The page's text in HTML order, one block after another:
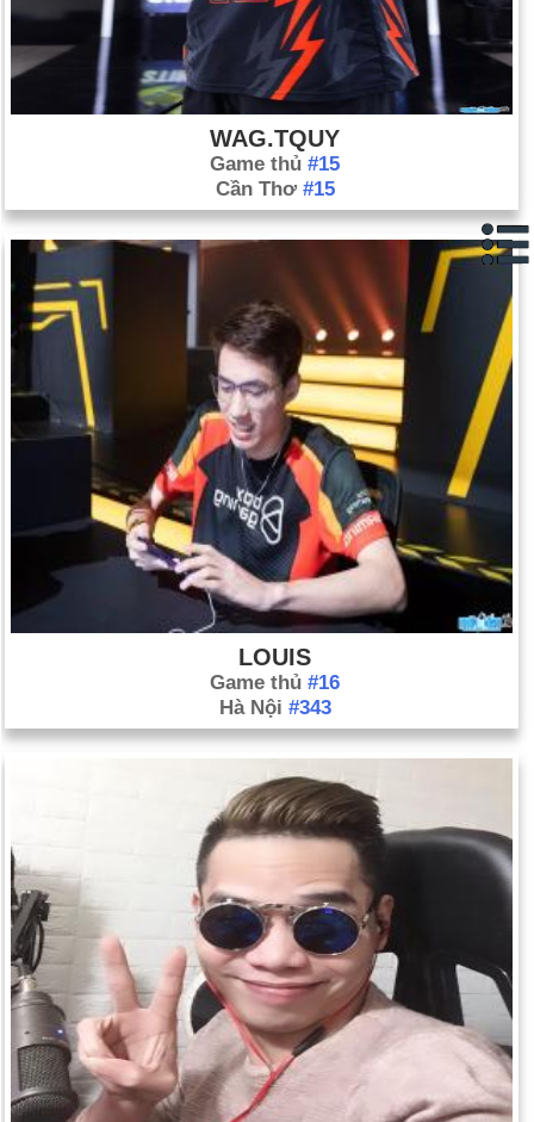
WAG.TQUY
Game thủ #15
Cần Thơ #15
LOUIS
Game thủ #16
Hà Nội #343